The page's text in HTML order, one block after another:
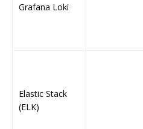
Grafana Loki
Elastic Stack
(ELK)